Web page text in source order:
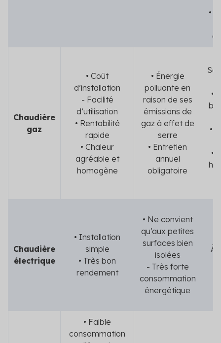
•
Chaudière
gaz
• Coût
d’installation
- Facilité
d’utilisation
• Rentabilité
rapide
• Chaleur
agréable et
homogène
• Énergie
polluante en
raison de ses
émissions de
gaz à effet de
serre
• Entretien
annuel
obligatoire
•
•
•
Chaudière
électrique
• Installation
simple
• Très bon
rendement
• Ne convient
qu’aux petites
surfaces bien
isolées
- Très forte
consommation
énergétique
À
• Faible
consommation